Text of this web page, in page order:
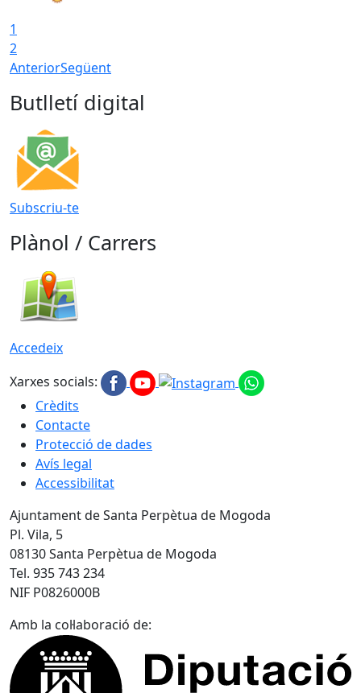
1
2
AnteriorSegüent
Butlletí digital
Subscriu-te
Plànol / Carrers
Accedeix
Xarxes socials:
Crèdits
Contacte
Protecció de dades
Avís legal
Accessibilitat
Ajuntament de Santa Perpètua de Mogoda
Pl. Vila, 5
08130 Santa Perpètua de Mogoda
Tel. 935 743 234
NIF P0826000B
Amb la col·laboració de: